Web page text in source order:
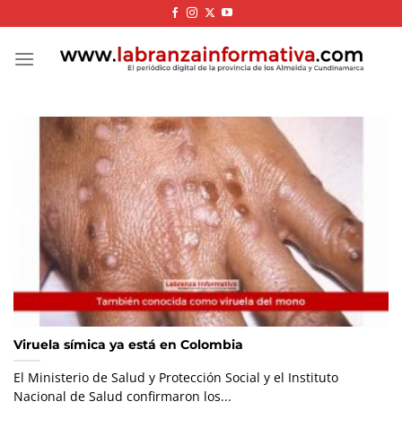
to
content
Viruela símica ya está en Colombia
El Ministerio de Salud y Protección Social y el Instituto
Nacional de Salud confirmaron los...